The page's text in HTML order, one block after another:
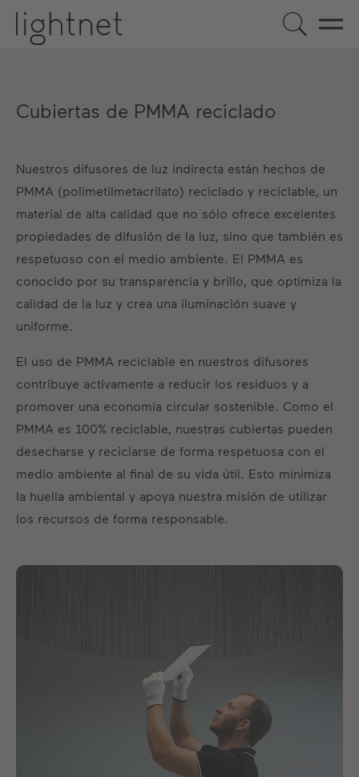
ES DE EN US FR
Cubiertas de PMMA reciclado
Nuestros difusores de luz indirecta están hechos de
PMMA (polimetilmetacrilato) reciclado y reciclable, un
material de alta calidad que no sólo ofrece excelentes
propiedades de difusión de la luz, sino que también es
respetuoso con el medio ambiente. El PMMA es
conocido por su transparencia y brillo, que optimiza la
calidad de la luz y crea una iluminación suave y
uniforme.
El uso de PMMA reciclable en nuestros difusores
contribuye activamente a reducir los residuos y a
promover una economía circular sostenible. Como el
PMMA es 100% reciclable, nuestras cubiertas pueden
desecharse y reciclarse de forma respetuosa con el
medio ambiente al final de su vida útil. Esto minimiza
la huella ambiental y apoya nuestra misión de utilizar
los recursos de forma responsable.